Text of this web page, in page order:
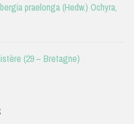
praelonga (Hedw.) Ochyra,
(29 – Bretagne)